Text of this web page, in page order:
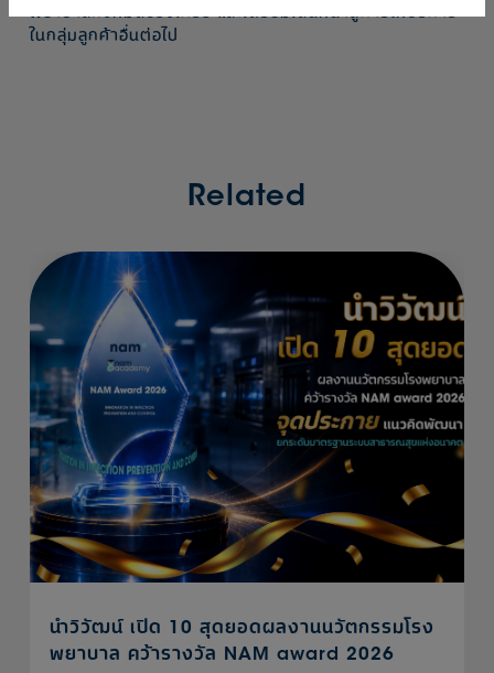
พยาบาลทั้งหมดของเครือ และเตรียมเดินหน้าสู่การให้บริการ
ในกลุ่มลูกค้าอื่นต่อไป
Related
นำวิวัฒน์ เปิด 10 สุดยอดผลงานนวัตกรรมโรง
พยาบาล คว้ารางวัล NAM award 2026